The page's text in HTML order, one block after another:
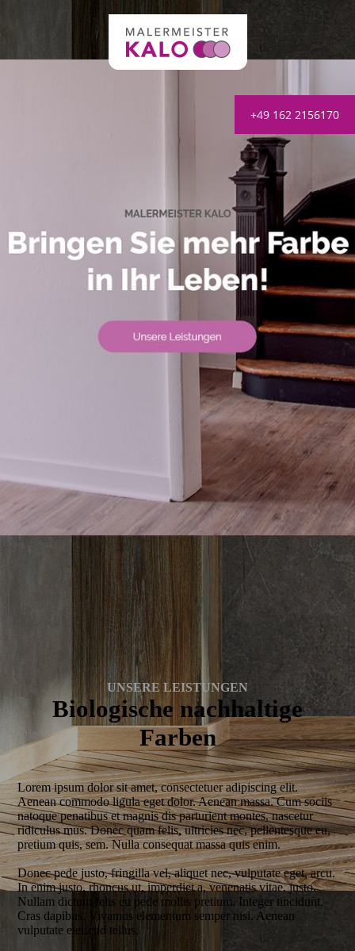
UNSERE LEISTUNGEN
Biologische nachhaltige
Farben
Lorem ipsum dolor sit amet, consectetuer adipiscing elit.
Aenean commodo ligula eget dolor. Aenean massa. Cum sociis
natoque penatibus et magnis dis parturient montes, nascetur
ridiculus mus. Donec quam felis, ultricies nec, pellentesque eu,
pretium quis, sem. Nulla consequat massa quis enim.
Donec pede justo, fringilla vel, aliquet nec, vulputate eget, arcu.
In enim justo, rhoncus ut, imperdiet a, venenatis vitae, justo.
Nullam dictum felis eu pede mollis pretium. Integer tincidunt.
Cras dapibus. Vivamus elementum semper nisi. Aenean
vulputate eleifend tellus.
+49 162 2156170